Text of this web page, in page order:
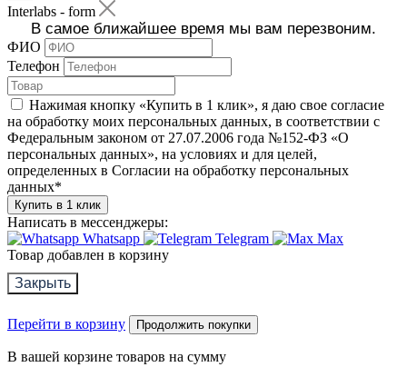
Interlabs - form
В самое ближайшее время мы вам перезвоним.
ФИО
Телефон
Нажимая кнопку «Купить в 1 клик», я даю свое согласие
на обработку моих персональных данных, в соответствии с
Федеральным законом от 27.07.2006 года №152-ФЗ «О
персональных данных», на условиях и для целей,
определенных в Согласии на обработку персональных
данных*
Купить в 1 клик
Написать в мессенджеры:
Whatsapp
Telegram
Max
Товар добавлен в корзину
Закрыть
Перейти в корзину Продолжить покупки
В вашей корзине товаров на сумму